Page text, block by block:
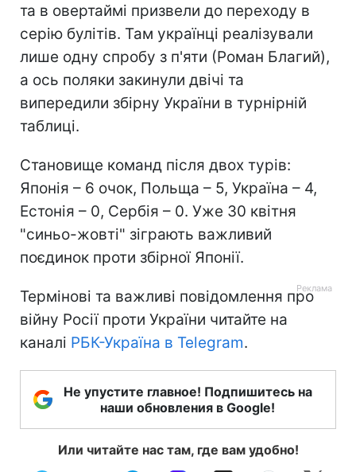
та в овертаймі призвели до переходу в
серію булітів. Там українці реалізували
лише одну спробу з п'яти (Роман Благий),
а ось поляки закинули двічі та
випередили збірну України в турнірній
таблиці.
Становище команд після двох турів:
Японія – 6 очок, Польща – 5, Україна – 4,
Естонія – 0, Сербія – 0. Уже 30 квітня
"синьо-жовті" зіграють важливий
поєдинок проти збірної Японії.
Термінові та важливі повідомлення про
війну Росії проти України читайте на
каналі РБК-Україна в Telegram.
Не упустите главное! Подпишитесь на
наши обновления в Google!
Или читайте нас там, где вам удобно!